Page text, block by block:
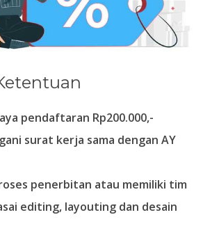
pendaftaran Rp200.000,-
surat kerja sama dengan AY
penerbitan atau memiliki tim
editing, layouting dan desain